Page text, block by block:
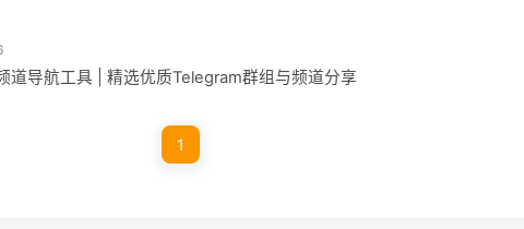
道导航工具 | 精选优质Telegram群组与频道分享
1